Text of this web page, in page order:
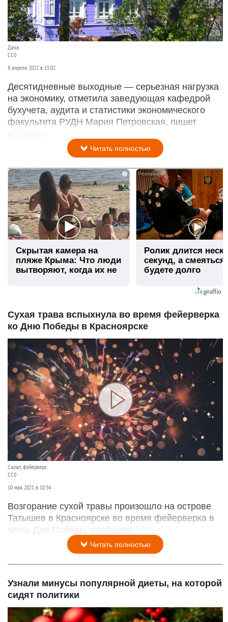
Дача.
CC0
8 апреля 2022 в 15:02
Десятидневные выходные — серьезная нагрузка
на экономику, отметила заведующая кафедрой
бухучeта, аудита и статистики экономического
факультета РУДН Мария Петровская, пишет
«Прайм»
Читать полностью
i
Скрытая камера на
пляже Крыма: Что люди
вытворяют, когда их не
Ролик длится
секунд, а
будете долго
Сухая трава вспыхнула во время фейерверка
ко Дню Победы в Красноярске
Салют, фейерверк.
СС0
10 мая 2021 в 10:34
Возгорание сухой травы произошло на острове
Татышев в Красноярске во время фейерверка в
честь Дня Победы, сообщает ТВК
Читать полностью
Узнали минусы популярной диеты, на которой
сидят политики